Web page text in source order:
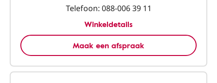
Telefoon: 088-006 39 11
Winkeldetails
Maak een afspraak